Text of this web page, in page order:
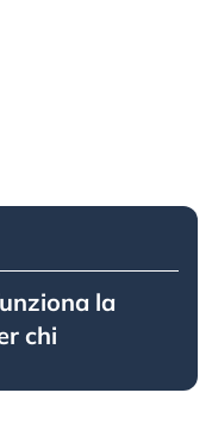
la
chi